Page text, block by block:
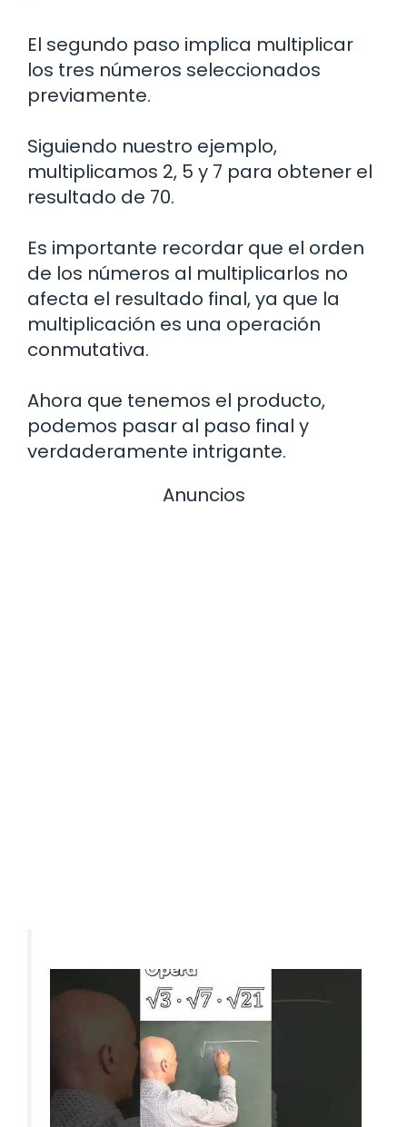
El segundo paso implica multiplicar
los tres números seleccionados
previamente.
Siguiendo nuestro ejemplo,
multiplicamos 2, 5 y 7 para obtener el
resultado de 70.
Es importante recordar que el orden
de los números al multiplicarlos no
afecta el resultado final, ya que la
multiplicación es una operación
conmutativa.
Ahora que tenemos el producto,
podemos pasar al paso final y
verdaderamente intrigante.
Anuncios